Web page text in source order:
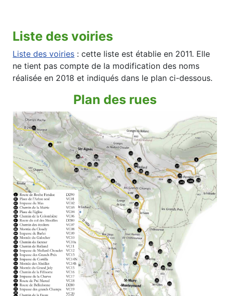
Liste des voiries
Liste des voiries : cette liste est établie en 2011. Elle
ne tient pas compte de la modification des noms
réalisée en 2018 et indiqués dans le plan ci-dessous.
Plan des rues